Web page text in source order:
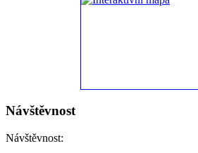
Návštěvnost
Návštěvnost: